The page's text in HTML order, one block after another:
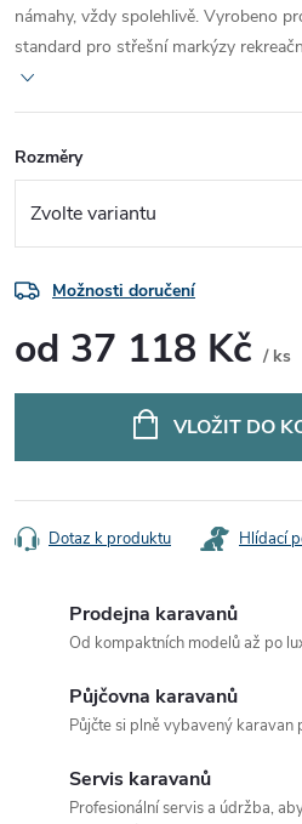
námahy, vždy spolehlivě. Vyrobeno
standard pro střešní markýzy
Rozměry
Možnosti doručení
od 37 118 Kč / ks
VLOŽIT DO
Dotaz k produktu Hlídací
Prodejna karavanů
Od kompaktních modelů až po
Půjčovna karavanů
Půjčte si plně vybavený karavan
Servis karavanů
Profesionální servis a údržba,